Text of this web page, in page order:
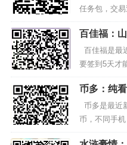
任务包，交
资，零撸就
装x-trading
百佳福：
任务包，
百佳福是最
要签到5天才
选差不多，
1.手机浏览
币多：纯
到，内含
币多是最近
币，不同手
币等于1元现